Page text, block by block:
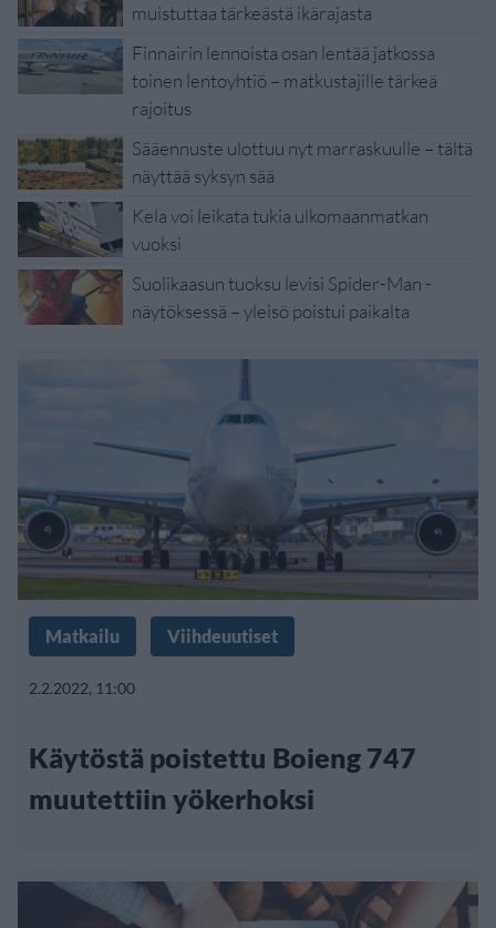
muistuttaa tärkeästä ikärajasta
Finnairin lennoista osan lentää jatkossa
toinen lentoyhtiö – matkustajille tärkeä
rajoitus
Sääennuste ulottuu nyt marraskuulle – tältä
näyttää syksyn sää
Kela voi leikata tukia ulkomaanmatkan
vuoksi
Suolikaasun tuoksu levisi Spider-Man -
näytöksessä – yleisö poistui paikalta
Matkailu Viihdeuutiset
2.2.2022, 11:00
Käytöstä poistettu Boieng 747
muutettiin yökerhoksi